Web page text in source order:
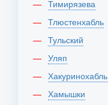
Тимирязева
Тлюстенхабль
Тульский
Уляп
Хакуринохабль
Хамышки